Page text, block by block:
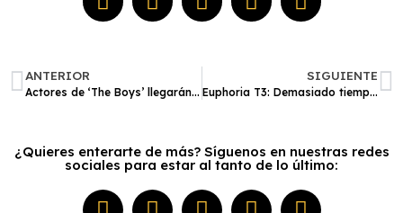
ANTERIOR
Actores de ‘The Boys’ llegarán a Perú Comic Con 2026: Jessie T. Usher y Laz Alonso estarán en Lima
SIGUIENTE
Euphoria T3: Demasiado tiempo para una historia floja con un desenlace aceptable
¿Quieres enterarte de más? Síguenos en nuestras redes
sociales para estar al tanto de lo último: